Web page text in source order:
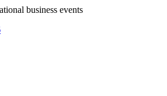
business events